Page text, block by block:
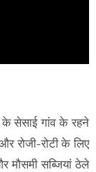
सेसाई गांव के रहने
रोजी-रोटी के लिए
मौसमी सब्जियां ठेले